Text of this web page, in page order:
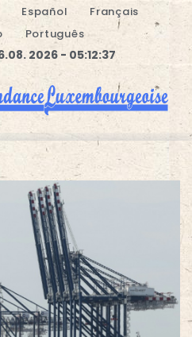
Español
Français
Português
2026 - 05:12:37